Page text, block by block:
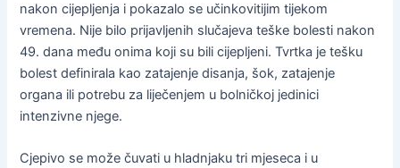
nakon cijepljenja i pokazalo se učinkovitijim tijekom
vremena. Nije bilo prijavljenih slučajeva teške bolesti nakon
49. dana među onima koji su bili cijepljeni. Tvrtka je tešku
bolest definirala kao zatajenje disanja, šok, zatajenje
organa ili potrebu za liječenjem u bolničkoj jedinici
intenzivne njege.
Cjepivo se može čuvati u hladnjaku tri mjeseca i u